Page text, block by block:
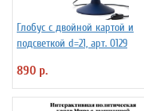
Глобус с двойной картой и
подсветкой d=21, арт. 0129
890 р.